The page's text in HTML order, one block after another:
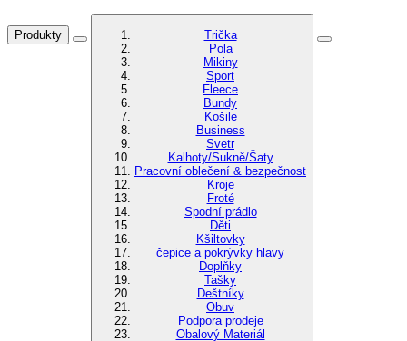
Produkty
Trička
Pola
Mikiny
Sport
Fleece
Bundy
Košile
Business
Svetr
Kalhoty/Sukně/Šaty
Pracovní oblečení & bezpečnost
Kroje
Froté
Spodní prádlo
Děti
Kšiltovky
čepice a pokrývky hlavy
Doplňky
Tašky
Deštníky
Obuv
Podpora prodeje
Obalový Materiál